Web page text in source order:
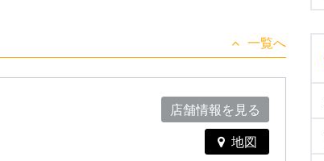
一覧へ
店舗情報を見る
地図